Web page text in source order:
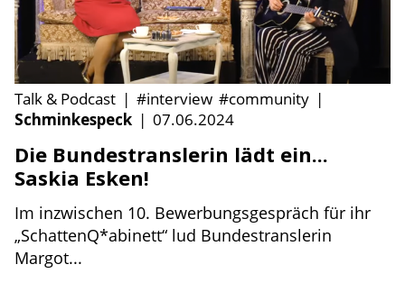
Talk & Podcast | #interview #community |
Schminkespeck | 07.06.2024
Die Bundestranslerin lädt ein...
Saskia Esken!
Im inzwischen 10. Bewerbungsgespräch für ihr
„SchattenQ*abinett“ lud Bundestranslerin
Margot...